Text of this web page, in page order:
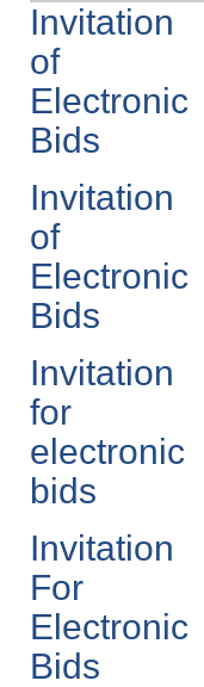
Invitation
of
Electronic
Bids
Invitation
of
Electronic
Bids
Invitation
for
electronic
bids
Invitation
For
Electronic
Bids